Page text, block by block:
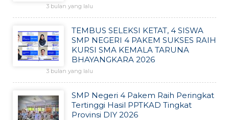
3 bulan yang lalu
TEMBUS SELEKSI KETAT, 4 SISWA
SMP NEGERI 4 PAKEM SUKSES RAIH
KURSI SMA KEMALA TARUNA
BHAYANGKARA 2026
3 bulan yang lalu
SMP Negeri 4 Pakem Raih Peringkat
Tertinggi Hasil PPTKAD Tingkat
Provinsi DIY 2026